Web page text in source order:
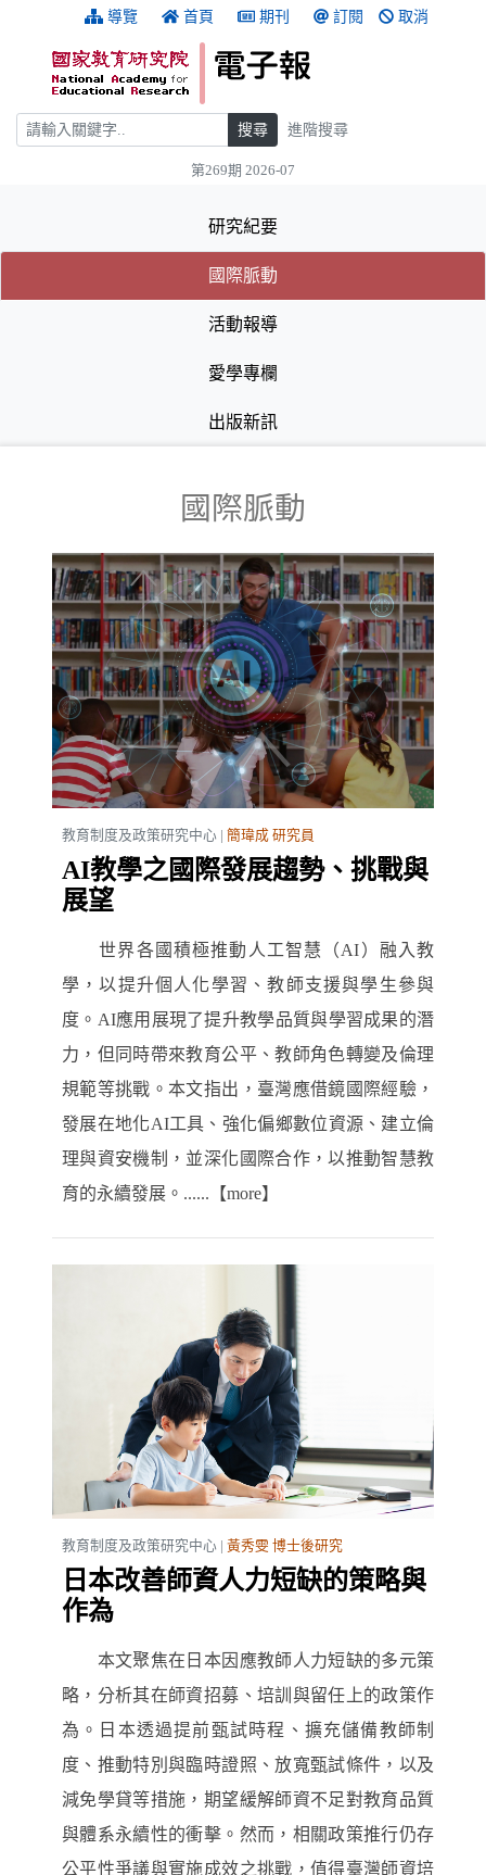
跳到主要內容 導覽 首頁 期刊 訂閱 取消
搜尋 搜尋 進階搜尋
第269期 2026-07
研究紀要
國際脈動
活動報導
愛學專欄
出版新訊
國際脈動
教育制度及政策研究中心 | 簡瑋成 研究員
AI教學之國際發展趨勢、挑戰與
展望
世界各國積極推動人工智慧（AI）融入教
學，以提升個人化學習、教師支援與學生參與
度。AI應用展現了提升教學品質與學習成果的潛
力，但同時帶來教育公平、教師角色轉變及倫理
規範等挑戰。本文指出，臺灣應借鏡國際經驗，
發展在地化AI工具、強化偏鄉數位資源、建立倫
理與資安機制，並深化國際合作，以推動智慧教
育的永續發展。......【more】
教育制度及政策研究中心 | 黃秀雯 博士後研究
日本改善師資人力短缺的策略與
作為
本文聚焦在日本因應教師人力短缺的多元策
略，分析其在師資招募、培訓與留任上的政策作
為。日本透過提前甄試時程、擴充儲備教師制
度、推動特別與臨時證照、放寬甄試條件，以及
減免學貸等措施，期望緩解師資不足對教育品質
與體系永續性的衝擊。然而，相關政策推行仍存
公平性爭議與實施成效之挑戰，值得臺灣師資培